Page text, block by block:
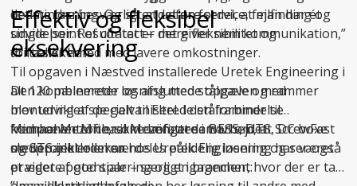
det mindre besværligt at udføre service, fejlfinding og
udvidelser. Resultatet er mere fleksibilitet og
driftssikkerhed med lavere omkostninger.
Den kombinerede løsning med stålpæle og rammer
blev udviklet specielt til Eltel. I den forbindelse
fremhæver Michael Mezöfi, at samarbejdet
medprojektlederen hos Uretek Engineering har været
præget af god sparring og engagement:
bedste løsning. Og så er det en fordel, at man har ét
single point of contact – det giver nem kommunikation,”
fortæller han.
Effektiv og fleksibel
eksekvering
Til opgaven i Næstved installerede Uretek Engineering i
alt 120 pælemeter og afsluttede opgaven med
montering af de galvaniserede stålrammer til
komponenterne, som omfattede BESS, DTS, DC boxe
og STS inkl. oliekar.
Michael Mezöfi er ikke længere i tvivl om, at ScrewFast
skruepæle er en særdeles pålidelig løsning og ser også
et videre potentiale – særligt i brancher, hvor der er tale